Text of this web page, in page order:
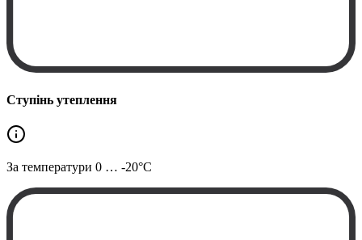
Ступінь утеплення
За температури 0 … -20°C